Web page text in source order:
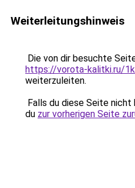
Weiterleitungshinweis
Die von dir besuchte
https://vorota-kalitki.ru/
weiterzuleiten.
Falls du diese Seite
du zur vorherigen Seite